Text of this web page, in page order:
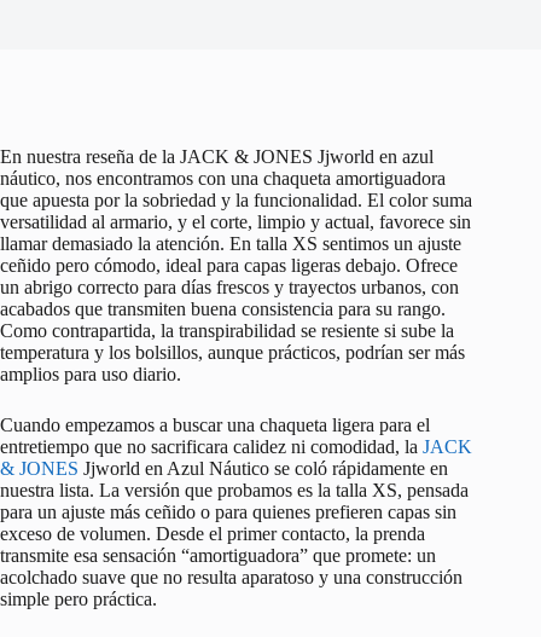
En nuestra reseña de la JACK & JONES Jjworld en azul
náutico, nos encontramos con una chaqueta amortiguadora
que apuesta por la sobriedad y la funcionalidad. El color suma
versatilidad al armario, y el corte, limpio y actual, favorece sin
llamar demasiado la atención. En talla XS sentimos un ajuste
ceñido pero cómodo, ideal para capas ligeras debajo. Ofrece
un abrigo correcto para días frescos y trayectos urbanos, con
acabados que transmiten buena consistencia para su rango.
Como contrapartida, la transpirabilidad se resiente si sube la
temperatura y los bolsillos, aunque prácticos, podrían ser más
amplios para uso diario.
Cuando empezamos a buscar una chaqueta ligera para el
entretiempo que no sacrificara calidez ni comodidad, la JACK
& JONES Jjworld en Azul Náutico se coló rápidamente en
nuestra lista. La versión que probamos es la talla XS, pensada
para un ajuste más ceñido o para quienes prefieren capas sin
exceso de volumen. Desde el primer contacto, la prenda
transmite esa sensación “amortiguadora” que promete: un
acolchado suave que no resulta aparatoso y una construcción
simple pero práctica.